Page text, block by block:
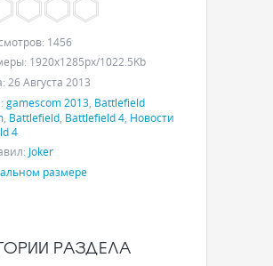
: 1456
: 1920x1285px/1022.5Kb
: 26 Августа 2013
: gamescom 2013 Battlefield
Battlefield Battlefield 4 Новости
4
: Joker
размере
РАЗДЕЛА